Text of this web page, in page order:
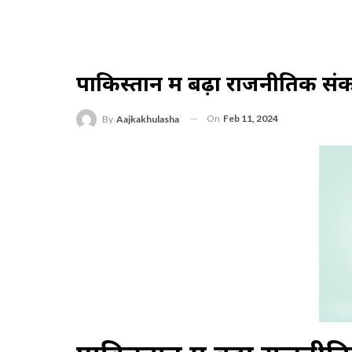
पाकिस्तान में बढ़ा राजनीतिक
By Aajkakhulasha On Feb 11, 2024